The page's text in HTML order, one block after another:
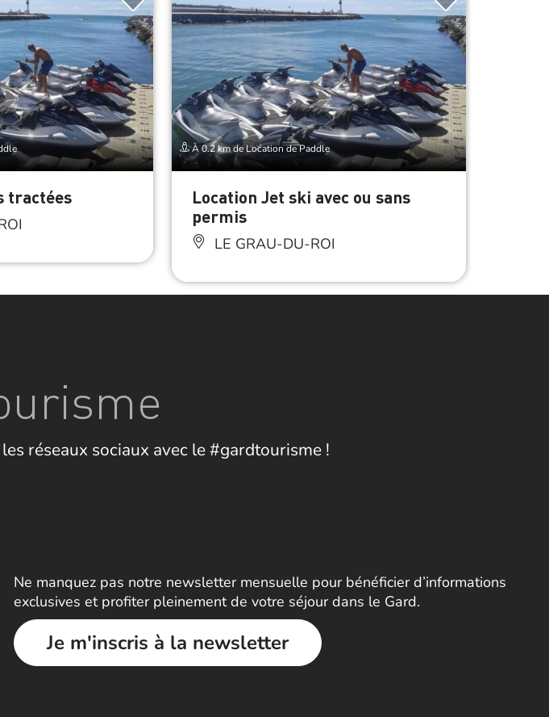
tractées
À 0.2 km de Location de Paddle
Location Jet ski avec ou sans
permis
LE GRAU-DU-ROI
réseaux sociaux avec le #gardtourisme !
Ne manquez pas notre newsletter mensuelle pour bénéficier d’informations
exclusives et profiter pleinement de votre séjour dans le Gard.
Je m'inscris à la newsletter